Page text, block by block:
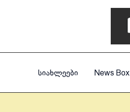
სიახლეები News Box